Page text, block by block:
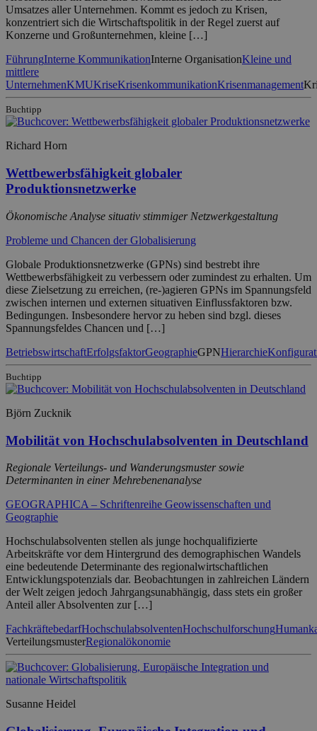
Umsatzes aller Unternehmen. Kommt es jedoch zu Krisen,
konzentriert sich die Wirtschaftspolitik in der Regel zuerst auf
Konzerne und Großunternehmen, kleine […]
FührungInterne KommunikationInterne OrganisationKleine und
mittlere
UnternehmenKMUKriseKrisenkommunikationKrisenmanagement
Buchtipp
Richard Horn
Wettbewerbsfähigkeit globaler
Produktionsnetzwerke
Ökonomische Analyse situativ stimmiger Netzwerkgestaltung
Probleme und Chancen der Globalisierung
Globale Produktionsnetzwerke (GPNs) sind bestrebt ihre
Wettbewerbsfähigkeit zu verbessern oder zumindest zu erhalten. Um
diese Zielsetzung zu erreichen, (re-)agieren GPNs im Spannungsfeld
zwischen internen und externen situativen Einflussfaktoren bzw.
Bedingungen. Insbesondere hervor zu heben sind bzgl. dieses
Spannungsfeldes Chancen und […]
BetriebswirtschaftErfolgsfaktorGeographieGPNHierarchie
Buchtipp
Björn Zucknik
Mobilität von Hochschulabsolventen in Deutschland
Regionale Verteilungs- und Wanderungsmuster sowie
Determinanten in einer Mehrebenenanalyse
GEOGRAPHICA – Schriftenreihe Geowissenschaften und
Geographie
Hochschulabsolventen stellen als junge hochqualifizierte
Arbeitskräfte vor dem Hintergrund des demographischen Wandels
eine bedeutende Determinante des regionalwirtschaftlichen
Entwicklungspotenzials dar. Beobachtungen in zahlreichen Ländern
der Welt zeigen jedoch Jahrgangsunabhängig, dass stets ein großer
Anteil aller Absolventen zur […]
FachkräftebedarfHochschulabsolventenHochschulforschung
VerteilungsmusterRegionalökonomie
Susanne Heidel